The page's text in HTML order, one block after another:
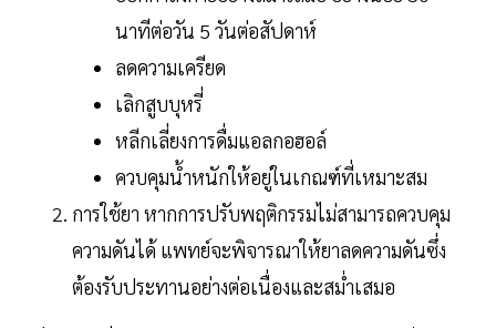
นาทีต่อวัน 5 วันต่อสัปดาห์
ลดความเครียด
เลิกสูบบุหรี่
หลีกเลี่ยงการดื่มแอลกอฮอล์
ควบคุมน้ำหนักให้อยู่ในเกณฑ์ที่เหมาะสม
การใช้ยา หากการปรับพฤติกรรมไม่สามารถควบคุม
ความดันได้ แพทย์จะพิจารณาให้ยาลดความดันซึ่ง
ต้องรับประทานอย่างต่อเนื่องและสม่ำเสมอ